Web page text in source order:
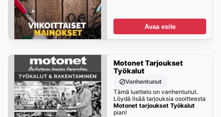
Avaa esite
Motonet Tarjoukset
Työkalut
Vanhentunut
Tämä luettelo on vanhentunut.
Löydä lisää tarjouksia osoitteesta
Motonet tarjoukset Työkalut
pian!